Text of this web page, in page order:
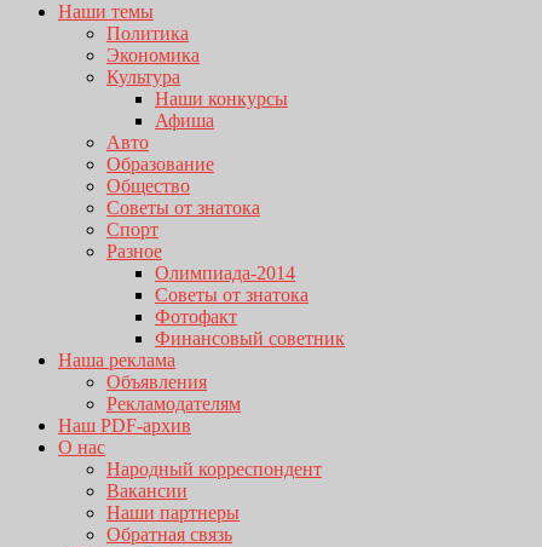
Наши темы
Политика
Экономика
Культура
Наши конкурсы
Афиша
Авто
Образование
Общество
Советы от знатока
Спорт
Разное
Олимпиада-2014
Советы от знатока
Фотофакт
Финансовый советник
Наша реклама
Объявления
Рекламодателям
Наш PDF-архив
О нас
Народный корреспондент
Вакансии
Наши партнеры
Обратная связь